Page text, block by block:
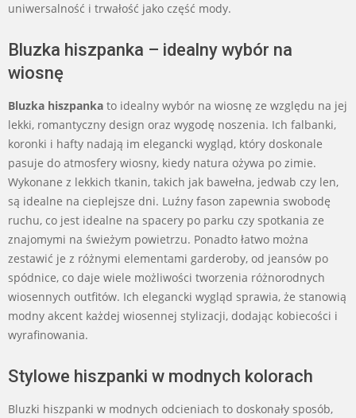
uniwersalność i trwałość jako część mody.
Bluzka hiszpanka – idealny wybór na
wiosnę
Bluzka hiszpanka to idealny wybór na wiosnę ze względu na jej
lekki, romantyczny design oraz wygodę noszenia. Ich falbanki,
koronki i hafty nadają im elegancki wygląd, który doskonale
pasuje do atmosfery wiosny, kiedy natura ożywa po zimie.
Wykonane z lekkich tkanin, takich jak bawełna, jedwab czy len,
są idealne na cieplejsze dni. Luźny fason zapewnia swobodę
ruchu, co jest idealne na spacery po parku czy spotkania ze
znajomymi na świeżym powietrzu. Ponadto łatwo można
zestawić je z różnymi elementami garderoby, od jeansów po
spódnice, co daje wiele możliwości tworzenia różnorodnych
wiosennych outfitów. Ich elegancki wygląd sprawia, że stanowią
modny akcent każdej wiosennej stylizacji, dodając kobiecości i
wyrafinowania.
Stylowe hiszpanki w modnych kolorach
Bluzki hiszpanki w modnych odcieniach to doskonały sposób,